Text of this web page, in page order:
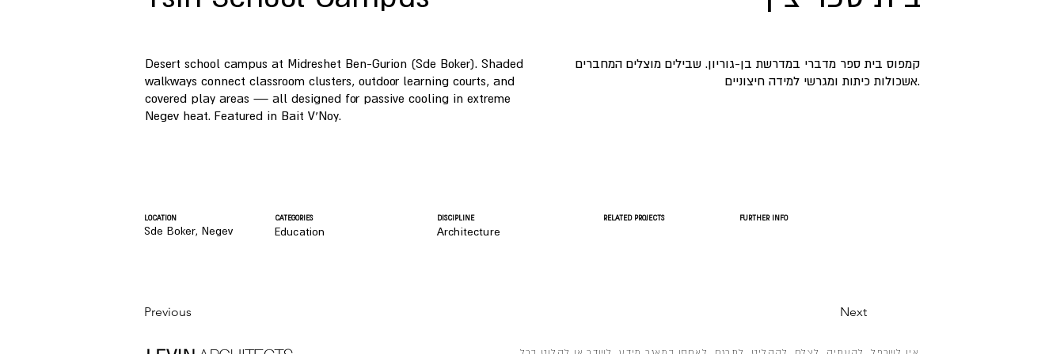
Desert school campus at Midreshet Ben-Gurion (Sde Boker). Shaded
walkways connect classroom clusters, outdoor learning courts, and
covered play areas — all designed for passive cooling in extreme
Negev heat. Featured in Bait V'Noy.
קמפוס בית ספר מדברי במדרשת בן-גוריון. שבילים מוצלים המחברים
אשכולות כיתות ומגרשי למידה חיצוניים.
LOCATION
Sde Boker, Negev
CATEGORIES
Education
DISCIPLINE
Architecture
RELATED PROJECTS FURTHER INFO
Previous Next